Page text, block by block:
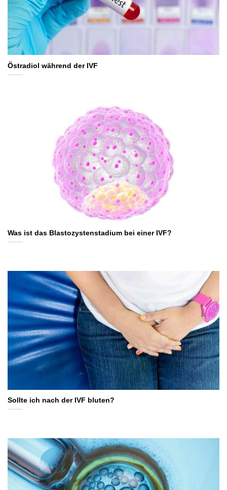
Östradiol während der IVF
Was ist das Blastozystenstadium bei einer IVF?
Sollte ich nach der IVF bluten?